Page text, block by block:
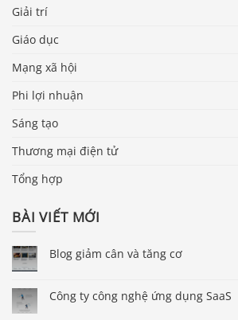
Giải trí
Giáo dục
Mạng xã hội
Phi lợi nhuận
Sáng tạo
Thương mại điện tử
Tổng hợp
BÀI VIẾT MỚI
Blog giảm cân và tăng cơ
Công ty công nghệ ứng dụng SaaS